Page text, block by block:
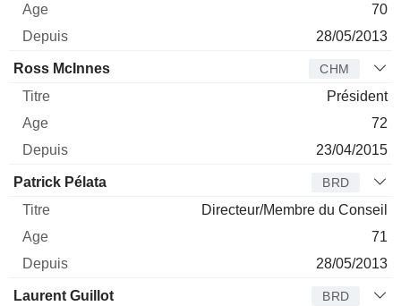
70
28/05/2013
Ross McInnes CHM
Président
72
23/04/2015
Patrick Pélata BRD
Directeur/Membre du Conseil
71
28/05/2013
Laurent Guillot BRD